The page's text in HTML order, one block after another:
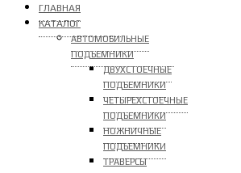
ГЛАВНАЯ
КАТАЛОГ
АВТОМОБИЛЬНЫЕ
ПОДЪЕМНИКИ
ДВУХСТОЕЧНЫЕ
ПОДЪЕМНИКИ
ЧЕТЫРЕХСТОЕЧНЫЕ
ПОДЪЕМНИКИ
НОЖНИЧНЫЕ
ПОДЪЕМНИКИ
ТРАВЕРСЫ